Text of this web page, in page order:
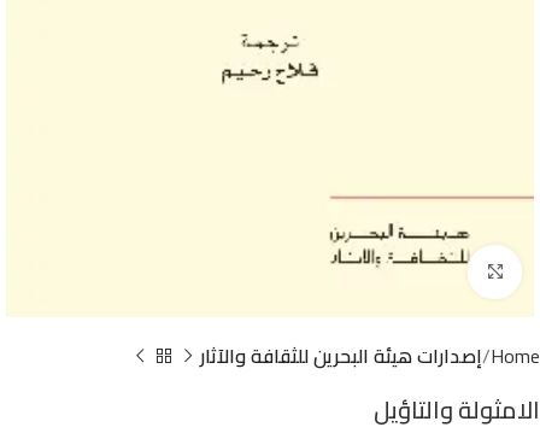
Click to enlarge
Home إصدارات هيئة البحرين للثقافة والآثار
الامثولة والتاؤيل